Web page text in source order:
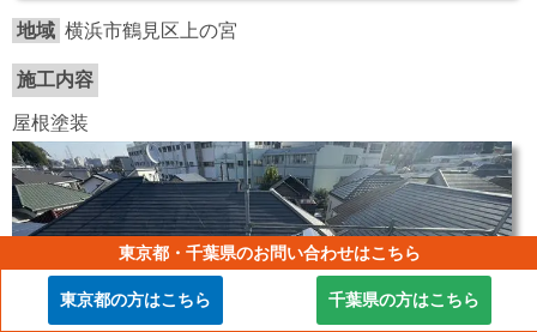
地域 横浜市鶴見区上の宮
施工内容
屋根塗装
東京都・千葉県のお問い合わせはこちら
東京都の方はこちら 千葉県の方はこちら